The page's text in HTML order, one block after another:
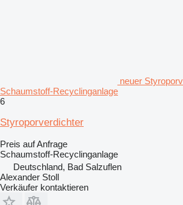
neuer
Schaumstoff-Recyclinganlage
6
Styroporverdichter
Preis auf Anfrage
Schaumstoff-Recyclinganlage
Deutschland, Bad Salzuflen
Alexander Stoll
Verkäufer kontaktieren